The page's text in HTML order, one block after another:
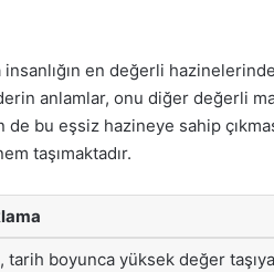
insanlığın en değerli
derin anlamlar, onu diğer değerli
bu eşsiz hazineye sahip
taşımaktadır.
tarih boyunca yüksek değer